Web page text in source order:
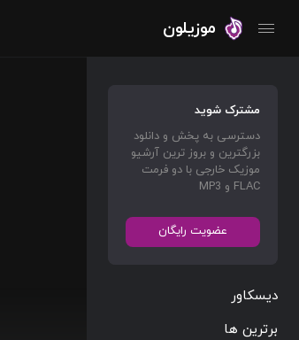
موزیلون
مشترک شوید
دسترسی به پخش و دانلود
بزرگترین و بروز ترین آرشیو
موزیک خارجی با دو فرمت
FLAC و MP3
عضویت رایگان
دیسکاور
برترین ها